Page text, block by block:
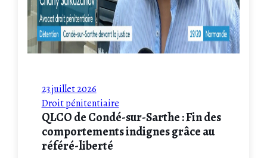
23 juillet 2026
Droit pénitentiaire
QLCO de Condé-sur-Sarthe : Fin des
comportements indignes grâce au
référé-liberté